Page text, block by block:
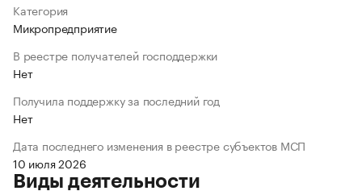
Категория
Микропредприятие
В реестре получателей господдержки
Нет
Получила поддержку за последний год
Нет
Дата последнего изменения в реестре субъектов МСП
10 июля 2026
Виды деятельности